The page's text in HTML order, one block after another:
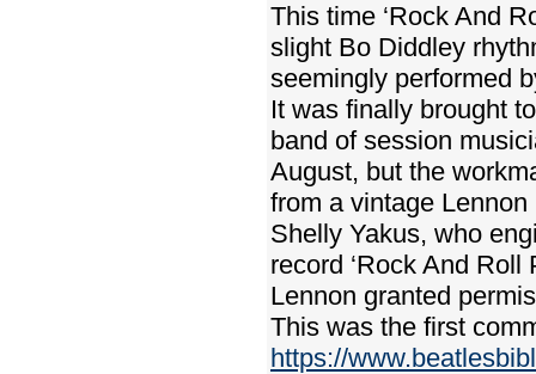
This time ‘Rock And
slight Bo Diddley
seemingly performed
It was finally brought
band of session
August, but the
from a vintage Lennon
Shelly Yakus, who
record ‘Rock And
Lennon granted
This was the first
https://